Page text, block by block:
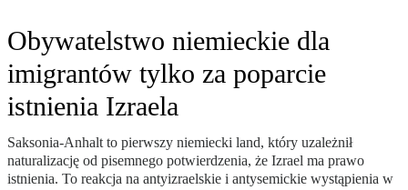
Obywatelstwo niemieckie dla
imigrantów tylko za poparcie
istnienia Izraela
Saksonia-Anhalt to pierwszy niemiecki land, który uzależnił
naturalizację od pisemnego potwierdzenia, że Izrael ma prawo
istnienia. To reakcja na antyizraelskie i antysemickie wystąpienia w